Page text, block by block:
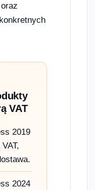
VAT
2019
2024